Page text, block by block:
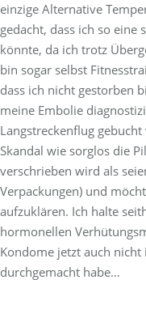
einzige Alternative
gedacht, dass ich so
könnte, da ich trotz
bin sogar selbst
dass ich nicht gestorben
meine Embolie
Langstreckenflug
Skandal wie sorglos die
verschrieben wird als
Verpackungen) und
aufzuklären. Ich halte
hormonellen
Kondome jetzt auch nicht
durchgemacht habe…